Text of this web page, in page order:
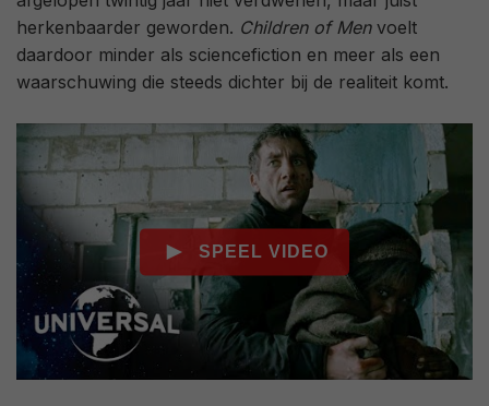
herkenbaarder geworden. Children of Menvoelt
daardoor minder als sciencefiction en meer als een
waarschuwing die steeds dichter bij de realiteit komt.